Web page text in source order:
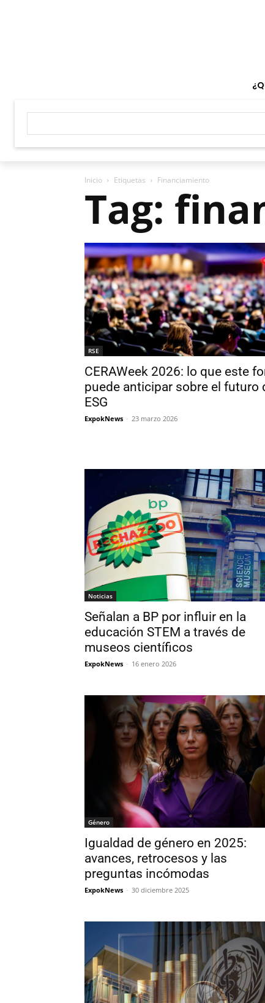
Inicio Etiquetas Financiamiento
Tag:
RSE
CERAWeek 2026: lo que este
puede anticipar sobre el futuro
ESG
ExpokNews - 23 marzo 2026
Noticias
Señalan a BP por influir en la
educación STEM a través de
museos científicos
ExpokNews - 16 enero 2026
Género
Igualdad de género en 2025:
avances, retrocesos y las
preguntas incómodas
ExpokNews - 30 diciembre 2025